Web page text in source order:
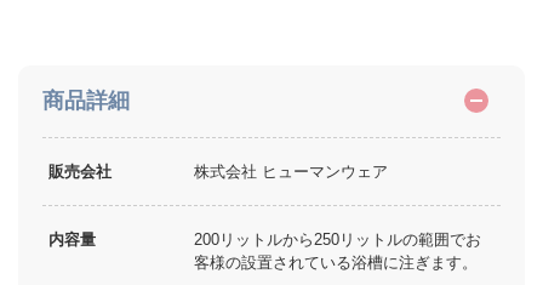
商品詳細
販売会社 株式会社 ヒューマンウェア
内容量
200リットルから250リットルの範囲でお
客様の設置されている浴槽に注ぎます。